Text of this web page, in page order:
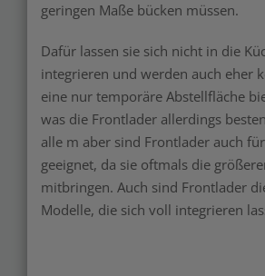
geringen Maße bücken müssen.
Dafür lassen sie sich nicht in die
integrieren und werden auch eher
eine nur temporäre Abstellfläche
was die Frontlader allerdings
alle m aber sind Frontlader auch
geeignet, da sie oftmals die
mitbringen. Auch sind Frontlader
Modelle, die sich voll integrieren